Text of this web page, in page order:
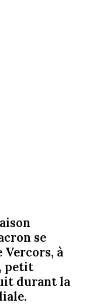
se
Vercors, à
petit
durant la